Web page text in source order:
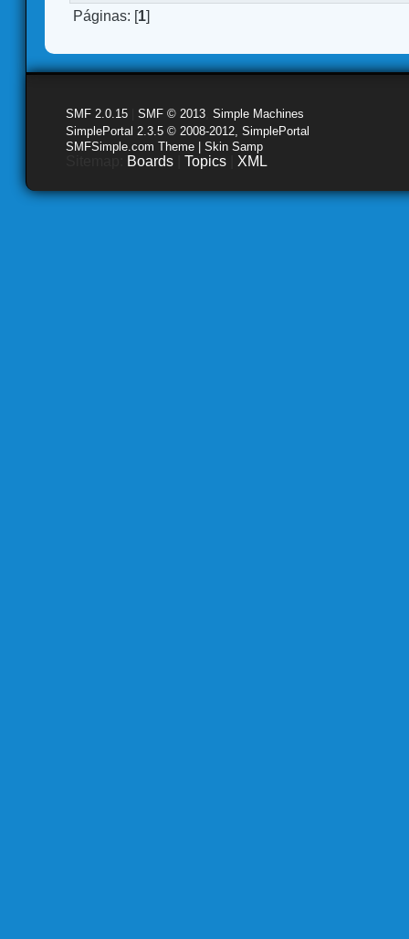
Páginas: [1]
SMF 2.0.15 SMF © 2013 Simple Machines
SimplePortal 2.3.5 © 2008-2012, SimplePortal
SMFSimple.com Theme | Skin Samp
Boards Topics XML